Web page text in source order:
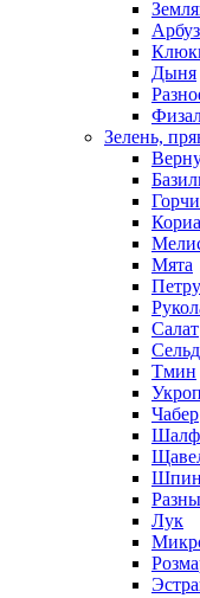
Арбуз
Дыня
Зелень,
Мята
Салат
Тмин
Укроп
Чабер
Лук